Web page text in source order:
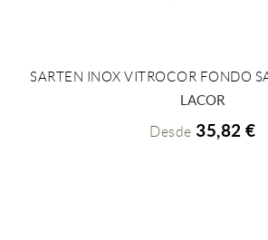
+ INFO
SARTEN INOX VITROCOR FONDO
LACOR
Desde 35,82 €